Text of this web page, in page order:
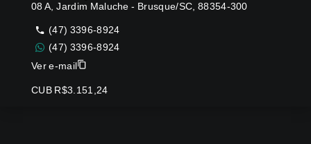
08 A, Jardim Maluche - Brusque/SC, 88354-300
(47) 3396-8924
(47) 3396-8924
Ver e-mail
CUB R$3.151,24